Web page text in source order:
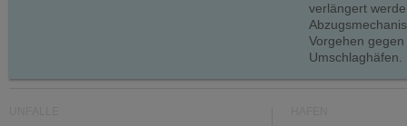
verlängert
Vorgehen
Umschlaghäfen.